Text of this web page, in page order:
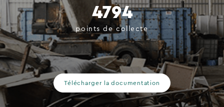
4794
points de collecte
Télécharger la documentation